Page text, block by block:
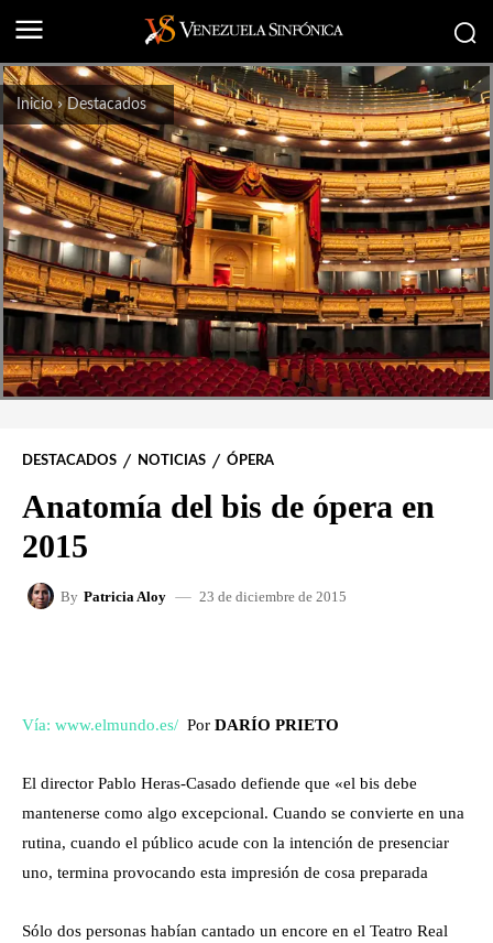
Inicio Destacados
DESTACADOS NOTICIAS ÓPERA
Anatomía del bis de ópera en
2015
By Patricia Aloy 23 de diciembre de 2015
Vía: www.elmundo.es/ Por DARÍO PRIETO
El director Pablo Heras-Casado defiende que «el bis debe
mantenerse como algo excepcional. Cuando se convierte en una
rutina, cuando el público acude con la intención de presenciar
uno, termina provocando esta impresión de cosa preparada
Sólo dos personas habían cantado un encore en el Teatro Real